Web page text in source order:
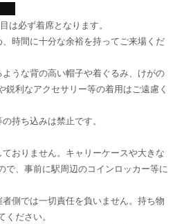
は必ず着席となります。
時間に十分な余裕を持ってご来場くだ
うな背の高い帽子や着ぐるみ、けがの
鋭利なアクセサリー等の着用はご遠慮く
持ち込みは禁止です。
おりません。キャリーケースや大きな
で、事前に駅周辺のコインロッカー等に
側では一切責任を負いません。持ち物
ださい。